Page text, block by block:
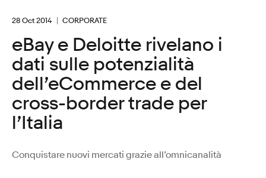
28 Oct 2014 CORPORATE
eBay e Deloitte rivelano i
dati sulle potenzialità
dell’eCommerce e del
cross-border trade per
l’Italia
Conquistare nuovi mercati grazie all’omnicanalità